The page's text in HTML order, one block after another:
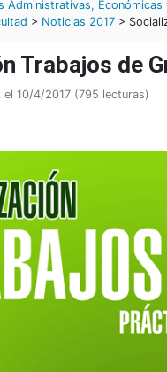
Administrativas, Económicas
> Noticias 2017 >
Trabajos de
el 10/4/2017 (795 lecturas)